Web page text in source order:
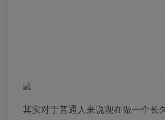
其实对于普通人来说现在做一个长